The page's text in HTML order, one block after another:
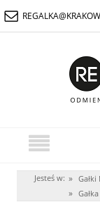
Jesteś w: »
»